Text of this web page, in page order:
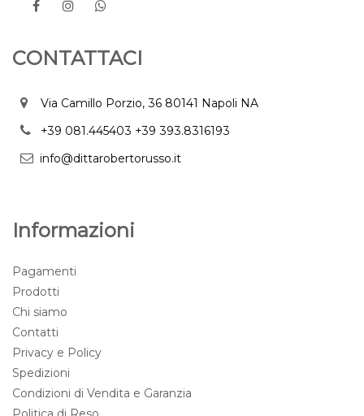
CONTATTACI
Via Camillo Porzio, 36 80141 Napoli NA
+39 081.445403 +39 393.8316193
info@dittarobertorusso.it
Informazioni
Pagamenti
Prodotti
Chi siamo
Contatti
Privacy e Policy
Spedizioni
Condizioni di Vendita e Garanzia